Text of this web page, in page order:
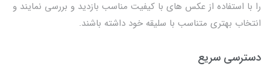
را با استفاده از عکس های با کیفیت مناسب بازدید و بررسی نمایند و
انتخاب بهتری متناسب با سلیقه خود داشته باشند.
دسترسی سریع